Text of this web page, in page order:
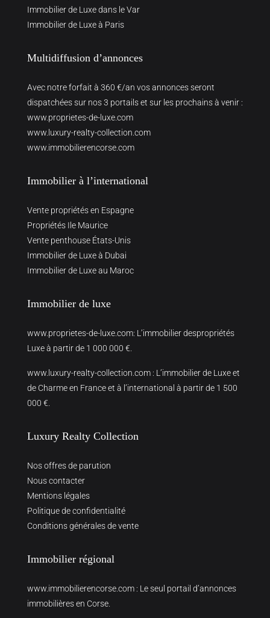
Immobilier de Luxe dans le Var
Immobilier de Luxe à Paris
Multidiffusion d’annonces
Avec notre forfait à 360 €/an vos annonces seront
dispatchées sur nos 3 portails et sur les prochains à venir :
www.proprietes-de-luxe.com
www.luxury-realty-collection.com
www.immobilierencorse.com
Immobilier à l’international
Vente propriétés en Espagne
Propriétés Ile Maurice
Vente penthouse États-Unis
Immobilier de Luxe à Dubai
Immobilier de Luxe au Maroc
Immobilier de luxe
www.proprietes-de-luxe.com: L’immobilier despropriétés
Luxe à partir de 1 000 000 €.
www.luxury-realty-collection.com : L’immobilier de Luxe et
de Charme en France et à l’international à partir de 1 500
000 €.
Luxury Realty Collection
Nos offres de parution
Nous contacter
Mentions légales
Politique de confidentialité
Conditions générales de vente
Immobilier régional
www.immobilierencorse.com : Le seul portail d’annonces
immobilières en Corse.